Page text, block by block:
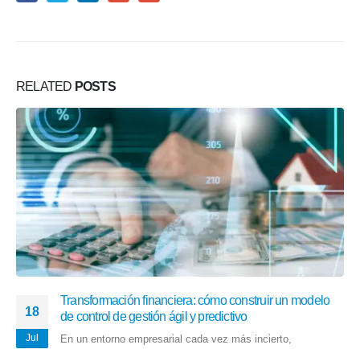
RELATED POSTS
18
Jul
Transformación financiera: cómo construir un modelo
de control de gestión ágil y predictivo
En un entorno empresarial cada vez más incierto,